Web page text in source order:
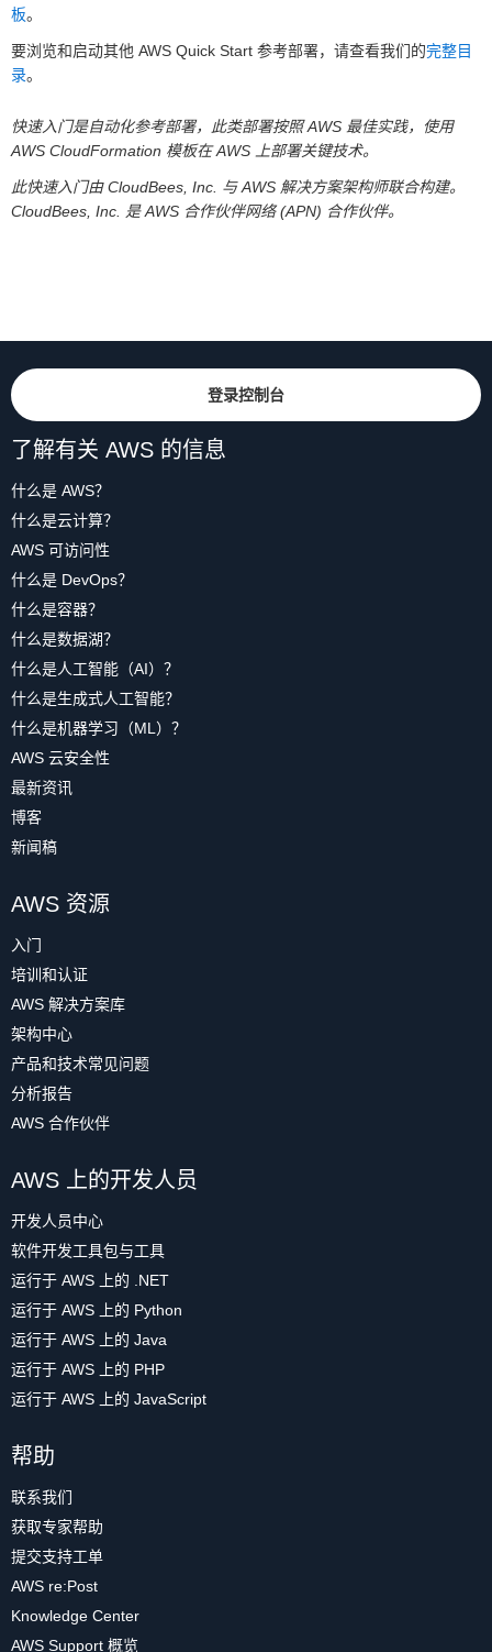
板。
要浏览和启动其他 AWS Quick Start 参考部署，请查看我们的完整目
录。
快速入门是自动化参考部署，此类部署按照 AWS 最佳实践，使用
AWS CloudFormation 模板在 AWS 上部署关键技术。
此快速入门由 CloudBees, Inc. 与 AWS 解决方案架构师联合构建。
CloudBees, Inc. 是 AWS 合作伙伴网络 (APN) 合作伙伴。
登录控制台
了解有关 AWS 的信息
什么是 AWS？
什么是云计算？
AWS 可访问性
什么是 DevOps？
什么是容器？
什么是数据湖？
什么是人工智能（AI）？
什么是生成式人工智能？
什么是机器学习（ML）？
AWS 云安全性
最新资讯
博客
新闻稿
AWS 资源
入门
培训和认证
AWS 解决方案库
架构中心
产品和技术常见问题
分析报告
AWS 合作伙伴
AWS 上的开发人员
开发人员中心
软件开发工具包与工具
运行于 AWS 上的 .NET
运行于 AWS 上的 Python
运行于 AWS 上的 Java
运行于 AWS 上的 PHP
运行于 AWS 上的 JavaScript
帮助
联系我们
获取专家帮助
提交支持工单
AWS re:Post
Knowledge Center
AWS Support 概览